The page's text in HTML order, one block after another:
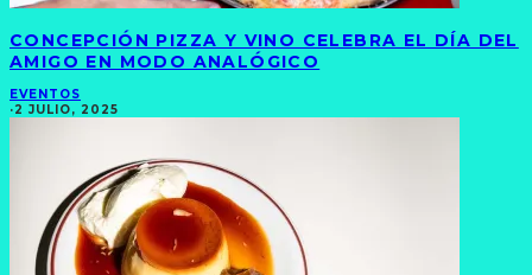
CONCEPCIÓN PIZZA Y VINO CELEBRA EL DÍA DEL
AMIGO EN MODO ANALÓGICO
EVENTOS
·2 JULIO, 2025